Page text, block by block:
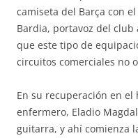
camiseta del Barça con
Bardia, portavoz del
que este tipo de
circuitos comerciales no
En su recuperación en
enfermero, Eladio
guitarra, y ahí comienza